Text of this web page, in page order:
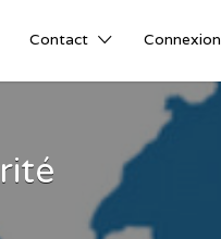
Contact Connexion